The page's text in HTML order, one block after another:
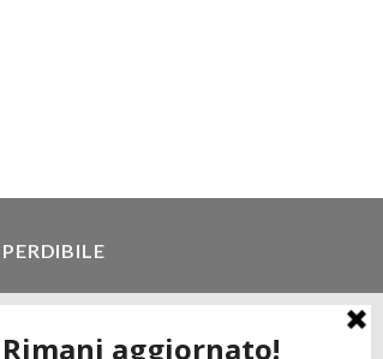
web! Un prezzo mai visto,